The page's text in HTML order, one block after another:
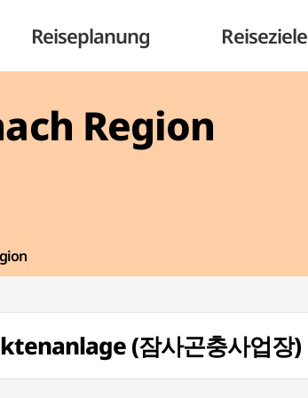
Reiseplanung Reiseziele
Region
(잠사곤충사업장)